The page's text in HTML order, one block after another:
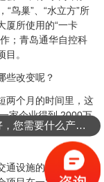
鸟巢”、“水立方”所
厦所使用的“一卡
；青岛通华自控科
。
改变呢？
个月的时间里，这
家企业得到 2000万
团的大型沼气工程
设施的青岛海信网
您好，您需要什么产品？